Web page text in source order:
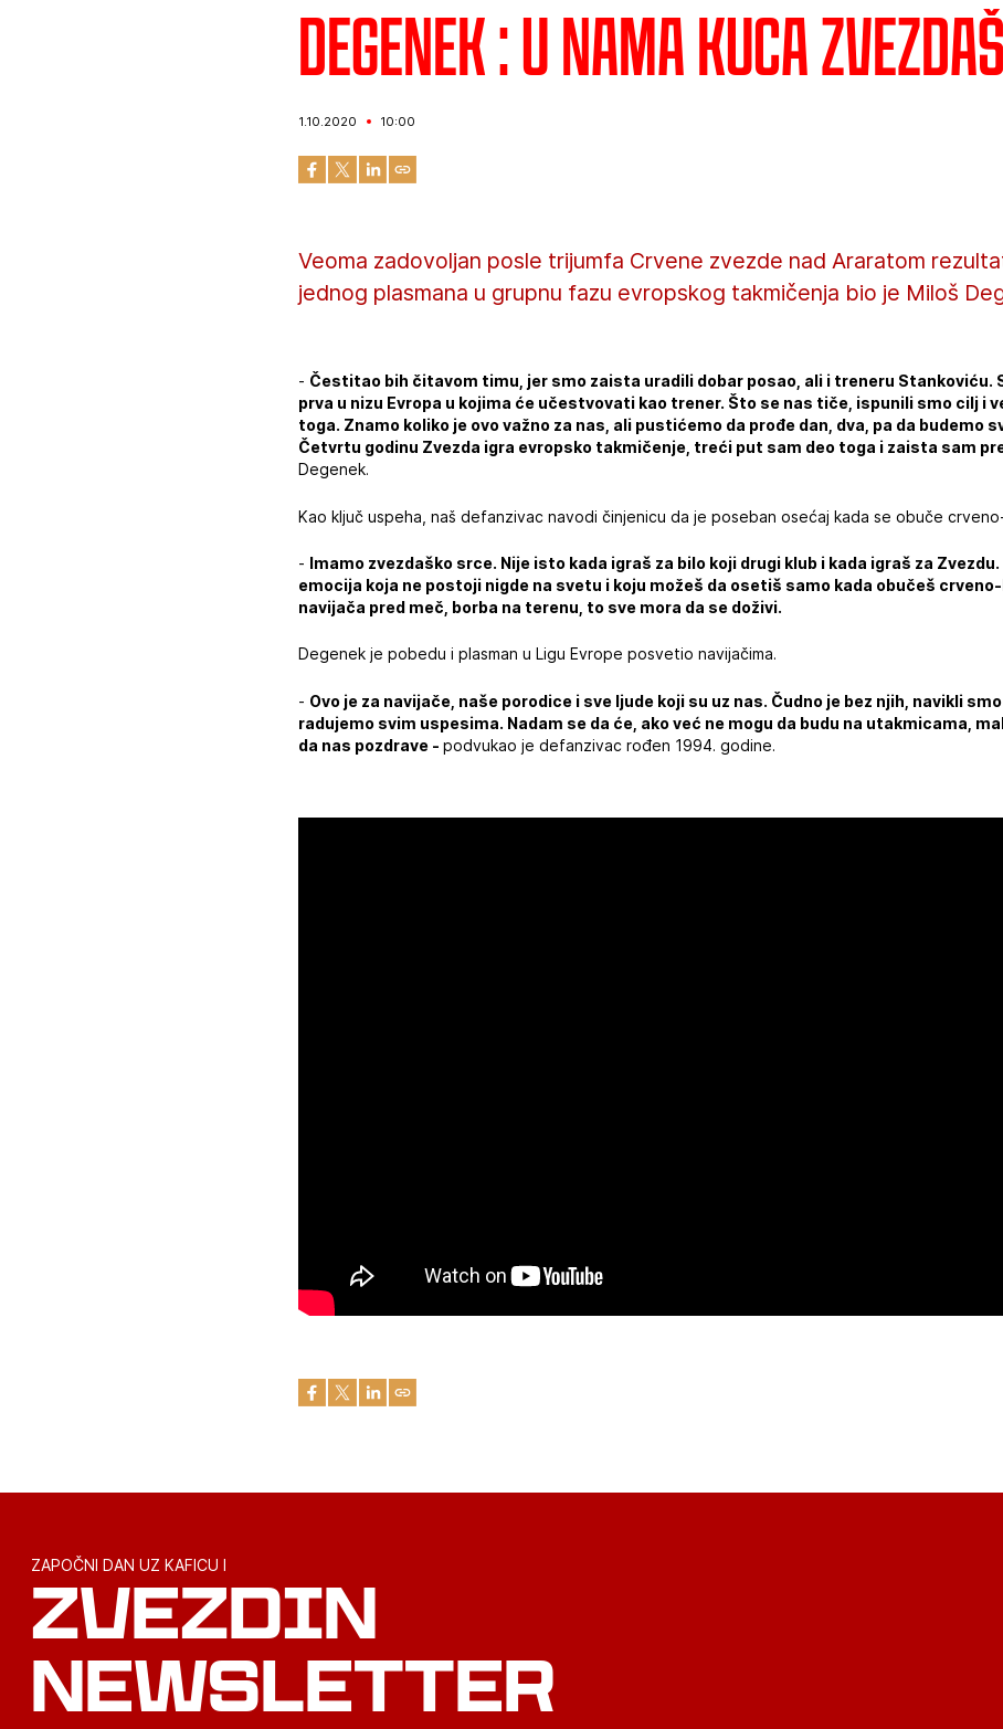
Degenek : U nama kuca
1.10.2020 10:00
Veoma zadovoljan posle trijumfa Crvene zvezde nad Araratom
jednog plasmana u grupnu fazu evropskog takmičenja bio je Miloš
- Čestitao bih čitavom timu, jer smo zaista uradili dobar posao, ali i treneru Stankoviću.
prva u nizu Evropa u kojima će učestvovati kao trener. Što se nas tiče, ispunili smo cilj i
toga. Znamo koliko je ovo važno za nas, ali pustićemo da prođe dan, dva, pa da budemo
Četvrtu godinu Zvezda igra evropsko takmičenje, treći put sam deo toga i zaista sam
Degenek.
Kao ključ uspeha, naš defanzivac navodi činjenicu da je poseban osećaj kada se obuče
- Imamo zvezdaško srce. Nije isto kada igraš za bilo koji drugi klub i kada igraš za Zvezdu.
emocija koja ne postoji nigde na svetu i koju možeš da osetiš samo kada obučeš
navijača pred meč, borba na terenu, to sve mora da se doživi.
Degenek je pobedu i plasman u Ligu Evrope posvetio navijačima.
- Ovo je za navijače, naše porodice i sve ljude koji su uz nas. Čudno je bez njih, navikli
radujemo svim uspesima. Nadam se da će, ako već ne mogu da budu na utakmicama,
da nas pozdrave -podvukao je defanzivac rođen 1994. godine.
ZAPOČNI DAN UZ KAFICU I
ZVEZDIN
NEWSLETTER